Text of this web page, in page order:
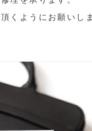
くようにお願いし